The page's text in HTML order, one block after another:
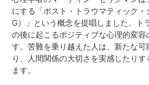
にする「ポスト・トラウマティック・
G）」という概念を提唱しました。ト
の後に起こるポジティブな心理的変容
す。苦難を乗り越えた人は、新たな可
り、人間関係の大切さを実感したり
ます。